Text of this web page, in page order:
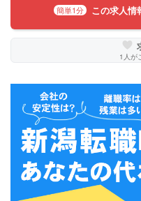
簡単1分 この求人情
1 人が